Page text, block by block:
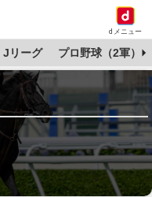
dメニュー
Jリーグ プロ野球（2軍）